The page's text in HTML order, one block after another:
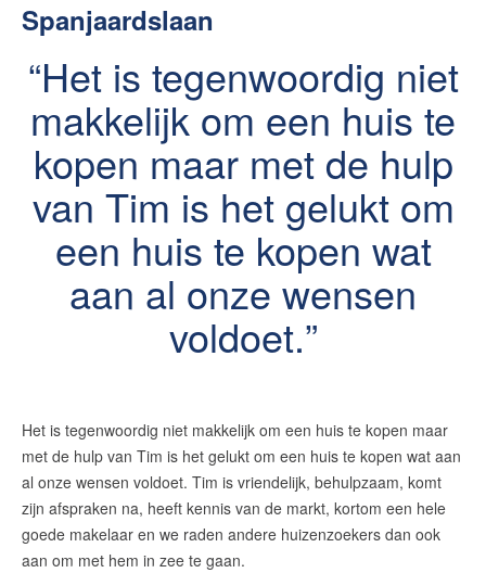
Spanjaardslaan
Het is tegenwoordig niet
makkelijk om een huis te
kopen maar met de hulp
van Tim is het gelukt om
een huis te kopen wat
aan al onze wensen
voldoet.
Het is tegenwoordig niet makkelijk om een huis te kopen maar
met de hulp van Tim is het gelukt om een huis te kopen wat aan
al onze wensen voldoet. Tim is vriendelijk, behulpzaam, komt
zijn afspraken na, heeft kennis van de markt, kortom een hele
goede makelaar en we raden andere huizenzoekers dan ook
aan om met hem in zee te gaan.